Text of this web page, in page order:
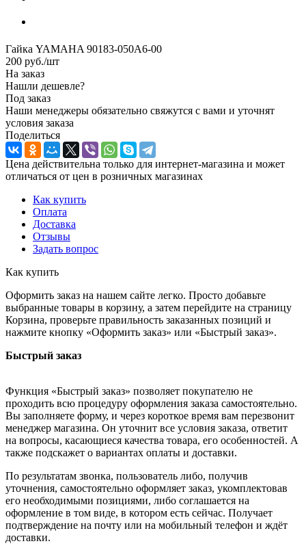
Гайка YAMAHA 90183-050A6-00
200 руб./шт
На заказ
Нашли дешевле?
Под заказ
Наши менеджеры обязательно свяжутся с вами и уточнят
условия заказа
Поделиться
Цена действительна только для интернет-магазина и может
отличаться от цен в розничных магазинах
Как купить
Оплата
Доставка
Отзывы
Задать вопрос
Как купить
Оформить заказ на нашем сайте легко. Просто добавьте
выбранные товары в корзину, а затем перейдите на страницу
Корзина, проверьте правильность заказанных позиций и
нажмите кнопку «Оформить заказ» или «Быстрый заказ».
Быстрый заказ
Функция «Быстрый заказ» позволяет покупателю не
проходить всю процедуру оформления заказа самостоятельно.
Вы заполняете форму, и через короткое время вам перезвонит
менеджер магазина. Он уточнит все условия заказа, ответит
на вопросы, касающиеся качества товара, его особенностей. А
также подскажет о вариантах оплаты и доставки.
По результатам звонка, пользователь либо, получив
уточнения, самостоятельно оформляет заказ, укомплектовав
его необходимыми позициями, либо соглашается на
оформление в том виде, в котором есть сейчас. Получает
подтверждение на почту или на мобильный телефон и ждёт
доставки.